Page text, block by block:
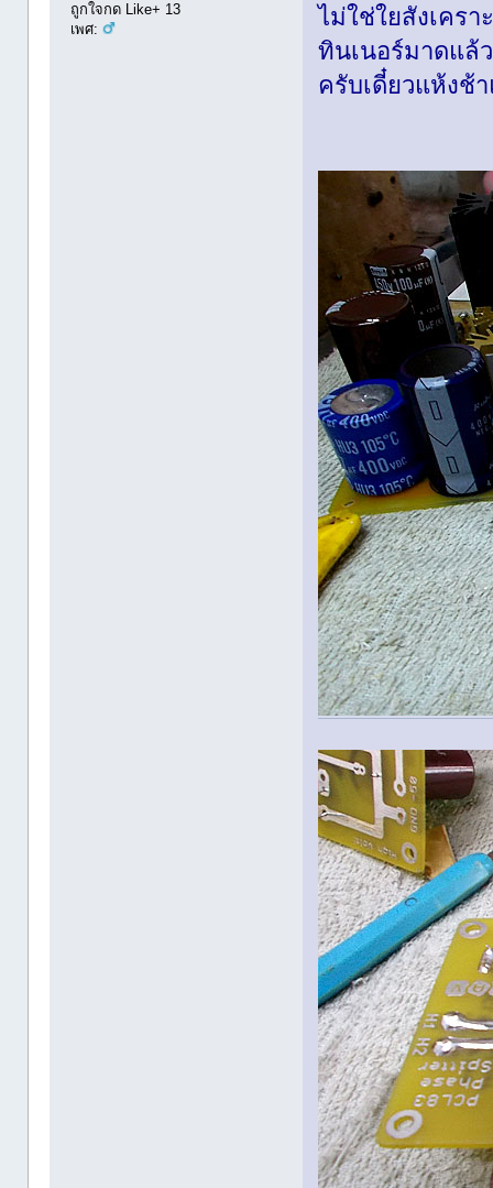
ถูกใจกด Like+ 13
เพศ:
ไม่ใช่ใยสังเคร
ทินเนอร์มาดแล้
ครับเดี๋ยวแห้งช้